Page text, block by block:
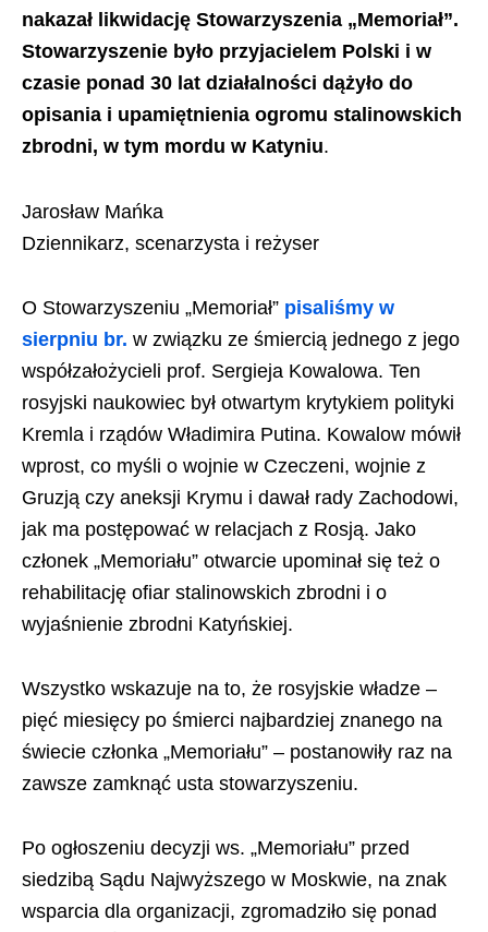
nakazał likwidację Stowarzyszenia „Memoriał”.
Stowarzyszenie było przyjacielem Polski i w
czasie ponad 30 lat działalności dążyło do
opisania i upamiętnienia ogromu stalinowskich
zbrodni, w tym mordu w Katyniu.
Jarosław Mańka
Dziennikarz, scenarzysta i reżyser
O Stowarzyszeniu „Memoriał” pisaliśmy w
sierpniu br. w związku ze śmiercią jednego z jego
współzałożycieli prof. Sergieja Kowalowa. Ten
rosyjski naukowiec był otwartym krytykiem polityki
Kremla i rządów Władimira Putina. Kowalow mówił
wprost, co myśli o wojnie w Czeczeni, wojnie z
Gruzją czy aneksji Krymu i dawał rady Zachodowi,
jak ma postępować w relacjach z Rosją. Jako
członek „Memoriału” otwarcie upominał się też o
rehabilitację ofiar stalinowskich zbrodni i o
wyjaśnienie zbrodni Katyńskiej.
Wszystko wskazuje na to, że rosyjskie władze –
pięć miesięcy po śmierci najbardziej znanego na
świecie członka „Memoriału” – postanowiły raz na
zawsze zamknąć usta stowarzyszeniu.
Po ogłoszeniu decyzji ws. „Memoriału” przed
siedzibą Sądu Najwyższego w Moskwie, na znak
wsparcia dla organizacji, zgromadziło się ponad